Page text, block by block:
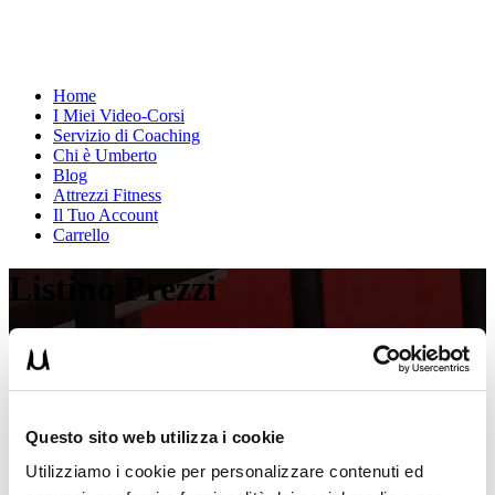
Questo sito web utilizza i cookie
Utilizziamo i cookie per personalizzare contenuti ed
Home
I Miei Video-Corsi
Servizio di Coaching
Chi è Umberto
Blog
Attrezzi Fitness
Il Tuo Account
Carrello
Listino Prezzi
di trasformazione fisica.